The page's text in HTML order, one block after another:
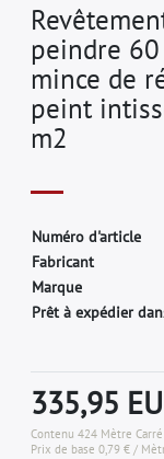
peindre
mince de
peint
m2
Numéro d'article
Fabricant
Marque
Prêt à expédier
335,95
Contenu424 Mètre Carré
Prix de base0,79 € /